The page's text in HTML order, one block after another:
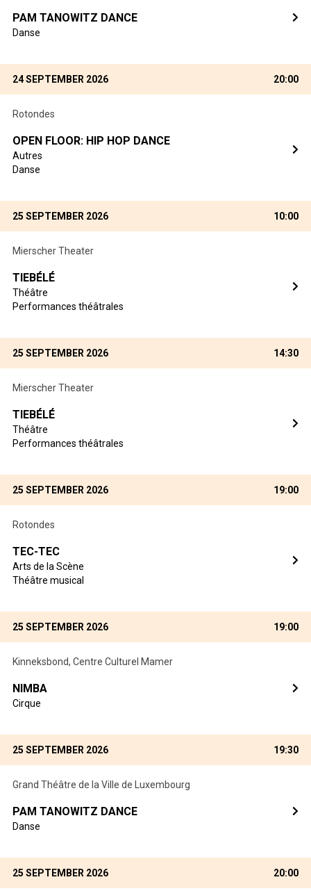
PAM TANOWITZ DANCE
Danse
24 SEPTEMBER 2026 20:00
Rotondes
OPEN FLOOR: HIP HOP DANCE
Autres
Danse
25 SEPTEMBER 2026 10:00
Mierscher Theater
TIEBÉLÉ
Théâtre
Performances théâtrales
25 SEPTEMBER 2026 14:30
Mierscher Theater
TIEBÉLÉ
Théâtre
Performances théâtrales
25 SEPTEMBER 2026 19:00
Rotondes
TEC-TEC
Arts de la Scène
Théâtre musical
25 SEPTEMBER 2026 19:00
Kinneksbond, Centre Culturel Mamer
NIMBA
Cirque
25 SEPTEMBER 2026 19:30
Grand Théâtre de la Ville de Luxembourg
PAM TANOWITZ DANCE
Danse
25 SEPTEMBER 2026 20:00